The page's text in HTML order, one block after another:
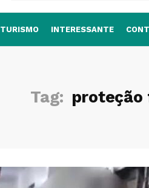
TURISMO INTERESSANTE
Tag: